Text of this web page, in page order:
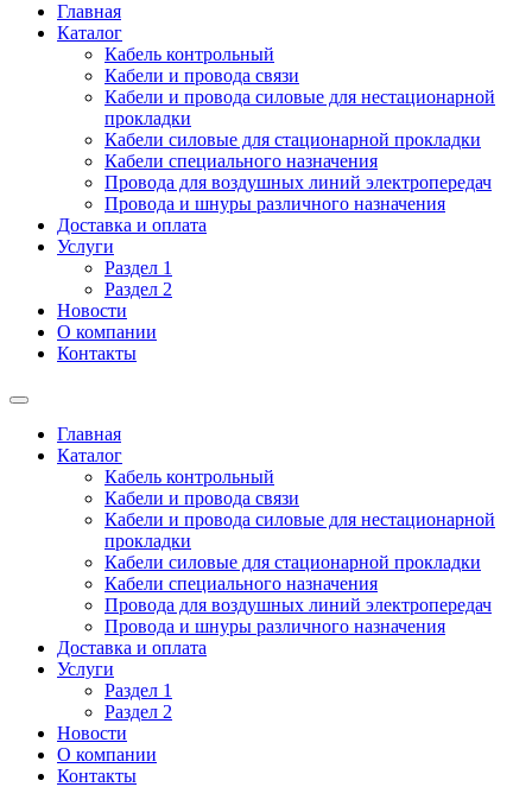
Главная
Каталог
Кабель контрольный
Кабели и провода связи
Кабели и провода силовые для нестационарной
прокладки
Кабели силовые для стационарной прокладки
Кабели специального назначения
Провода для воздушных линий электропередач
Провода и шнуры различного назначения
Доставка и оплата
Услуги
Раздел 1
Раздел 2
Новости
О компании
Контакты
Главная
Каталог
Кабель контрольный
Кабели и провода связи
Кабели и провода силовые для нестационарной
прокладки
Кабели силовые для стационарной прокладки
Кабели специального назначения
Провода для воздушных линий электропередач
Провода и шнуры различного назначения
Доставка и оплата
Услуги
Раздел 1
Раздел 2
Новости
О компании
Контакты